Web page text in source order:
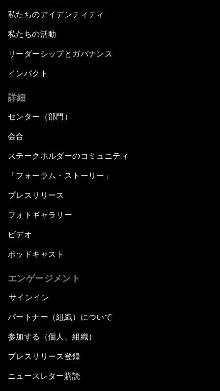
私たちのアイデンティティ
私たちの活動
リーダーシップとガバナンス
インパクト
詳細
センター（部門）
会合
ステークホルダーのコミュニティ
「フォーラム・ストーリー」
プレスリリース
フォトギャラリー
ビデオ
ポッドキャスト
エンゲージメント
サインイン
パートナー（組織）について
参加する（個人、組織）
プレスリリース登録
ニュースレター購読